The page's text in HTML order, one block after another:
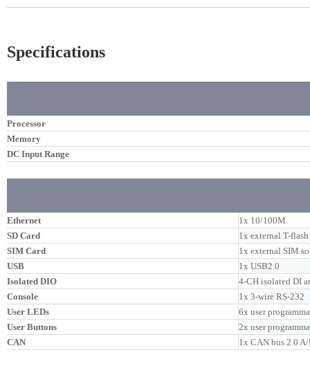
Specifications
Processor
Memory
DC Input Range
Ethernet
1x 10/100M
SD Card
1x external T-
SIM Card
1x external SIM
USB
1x USB2.0
Isolated DIO
4-CH isolated DI
Console
1x 3-wire RS-232
User LEDs
6x user
User Buttons
2x user
CAN
1x CAN bus 2.0